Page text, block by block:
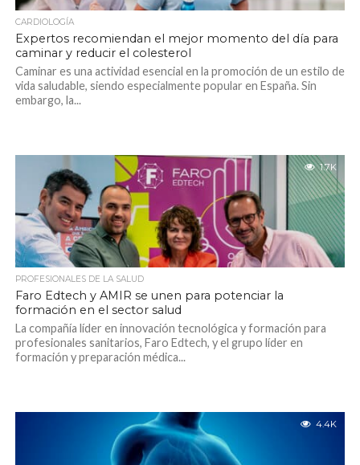
CARDIOLOGÍA
Expertos recomiendan el mejor momento del día para
caminar y reducir el colesterol
Caminar es una actividad esencial en la promoción de un estilo de
vida saludable, siendo especialmente popular en España. Sin
embargo, la...
1.7K
PROFESIONALES DE LA SALUD
Faro Edtech y AMIR se unen para potenciar la
formación en el sector salud
La compañía líder en innovación tecnológica y formación para
profesionales sanitarios, Faro Edtech, y el grupo líder en
formación y preparación médica...
4.4K